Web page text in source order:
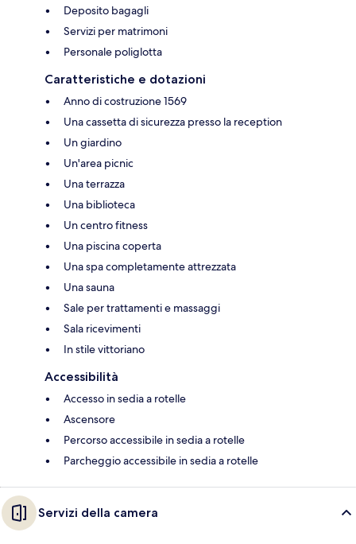
Deposito bagagli
Servizi per matrimoni
Personale poliglotta
Caratteristiche e dotazioni
Anno di costruzione 1569
Una cassetta di sicurezza presso la reception
Un giardino
Un'area picnic
Una terrazza
Una biblioteca
Un centro fitness
Una piscina coperta
Una spa completamente attrezzata
Una sauna
Sale per trattamenti e massaggi
Sala ricevimenti
In stile vittoriano
Accessibilità
Accesso in sedia a rotelle
Ascensore
Percorso accessibile in sedia a rotelle
Parcheggio accessibile in sedia a rotelle
Servizi della camera